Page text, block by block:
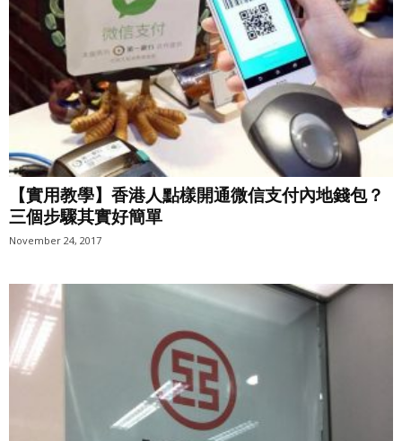
【實用教學】香港人點樣開通微信支付內地錢包？
三個步驟其實好簡單
November 24, 2017